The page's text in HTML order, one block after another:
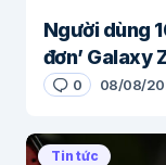
Người dùng
đơn’ Galaxy
0 08/08/
Tin tức